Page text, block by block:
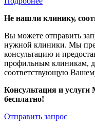
Не нашли клинику,
Вы можете отправить
нужной клиники. Мы
консультацию и
профильным клиникам,
соответствующую
Консультация и услуги
бесплатно!
Отправить запрос